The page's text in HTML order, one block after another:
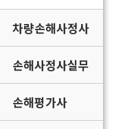
차량손해사정사
손해사정사실무
손해평가사